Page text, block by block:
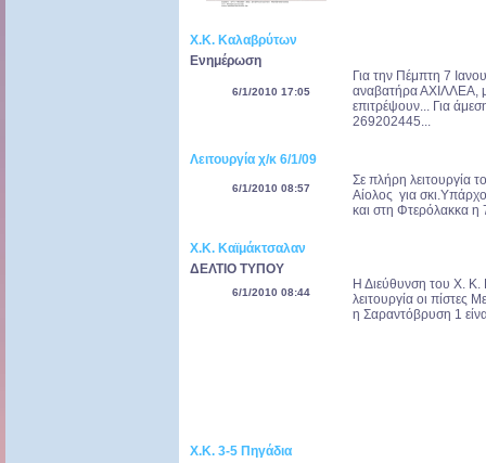
Χ.Κ. Καλαβρύτων
Ενημέρωση
6/1/2010 17:05
Για την Πέμπτη 7
αναβατήρα ΑΧΙΛΛΕΑ,
επιτρέψουν... Για
269202445...
Λειτουργία χ/κ 6/1/09
6/1/2010 08:57
Σε πλήρη λειτουργία
Αίολος για
και στη Φτερόλακκα η
Χ.Κ. Καϊμάκτσαλαν
ΔΕΛΤΙΟ ΤΥΠΟΥ
6/1/2010 08:44
Η Διεύθυνση του Χ. Κ.
λειτουργία οι πίστες
η Σαραντόβρυση 1
Χ.Κ. 3-5 Πηγάδια